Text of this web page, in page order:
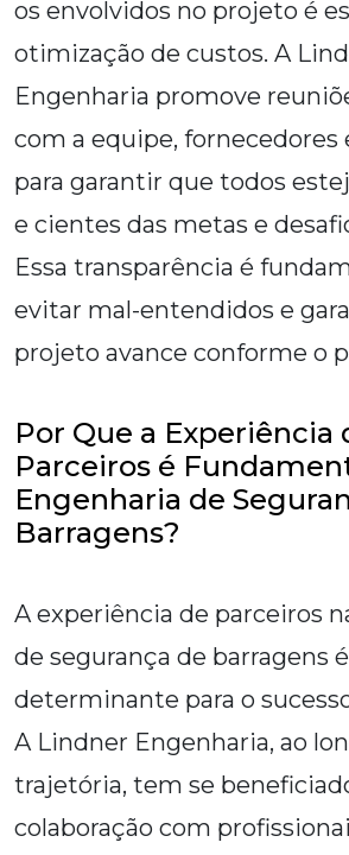
os envolvidos no projeto é
otimização de custos. A
Engenharia promove
com a equipe, fornecedores
para garantir que todos
e cientes das metas e
Essa transparência é
evitar mal-entendidos e
projeto avance conforme o
Por Que a Experiência
Parceiros é
Engenharia de
Barragens?
A experiência de parceiros
de segurança de barragens
determinante para o
A Lindner Engenharia, ao
trajetória, tem se
colaboração com